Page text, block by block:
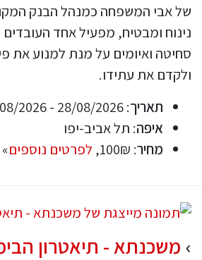
של אבי המשפחה כמנהל הבנק
נינוח ומבטיח, מפעיל אחד
סחיטה ואיומים על מנת למנוע את
ולקדם את עתידו.
תאריך: 28/08/2026 - 29/08/2026
איפה: תל אביב-יפו
מחיר: 100₪, לפרטים נוספים»
משכנתא - תיאטרון